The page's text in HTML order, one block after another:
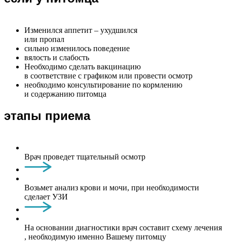
Изменился аппетит – ухудшился
или пропал
сильно изменилось поведение
вялость и слабость
Необходимо сделать вакцинацию
в соответствие с графиком или провести осмотр
необходимо консультирование по кормлению
и содержанию питомца
этапы приема
Врач проведет тщательный осмотр
Возьмет анализ крови и мочи, при необходимости
сделает УЗИ
На основании диагностики врач составит схему лечения
, необходимую именно Вашему питомцу